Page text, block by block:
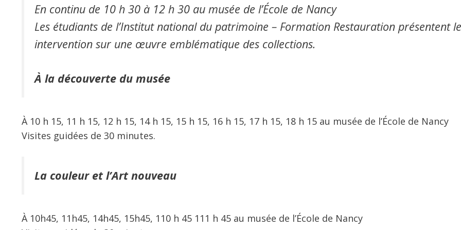
En continu de 10 h 30 à 12 h 30 au musée de l’École de Nancy
Les étudiants de l’Institut national du patrimoine – Formation Restauration présentent
intervention sur une œuvre emblématique des collections.
À la découverte du musée
À 10 h 15, 11 h 15, 12 h 15, 14 h 15, 15 h 15, 16 h 15, 17 h 15, 18 h 15 au musée de l’École de Nancy
Visites guidées de 30 minutes.
La couleur et l’Art nouveau
À 10h45, 11h45, 14h45, 15h45, 110 h 45 111 h 45 au musée de l’École de Nancy